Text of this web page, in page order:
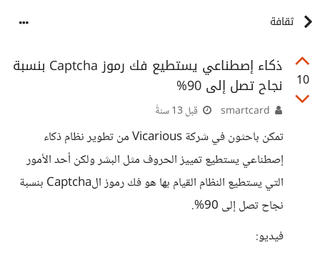
ثقافة
10
ذكاء إصطناعي يستطيع فك رموز Captcha بنسبة
نجاح تصل إلى 90%
قبل 13 سنةً
تمكن باحثون في شركة Vicarious من تطوير نظام ذكاء
إصطناعي يستطيع تمييز الحروف مثل البشر ولكن أحد الأمور
التي يستطيع النظام القيام بها هو فك رموز الCaptcha بنسبة
نجاح تصل إلى 90%.
فيديو: